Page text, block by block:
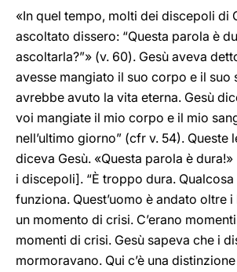
«In quel tempo, molti dei discepoli di
ascoltato dissero: “Questa parola è
ascoltarla?”» (v. 60). Gesù aveva
avesse mangiato il suo corpo e il suo
avrebbe avuto la vita eterna. Gesù
voi mangiate il mio corpo e il mio
nell’ultimo giorno” (cfr v. 54). Queste
diceva Gesù. «Questa parola è
i discepoli]. “È troppo dura.
funziona. Quest’uomo è andato oltre i
un momento di crisi. C’erano
momenti di crisi. Gesù sapeva che i
mormoravano. Qui c’è una